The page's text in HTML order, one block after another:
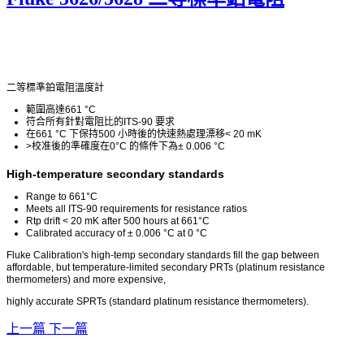
二等標準鉑電阻溫度計
範圍高達661 °C
符合所有針對電阻比的ITS-90 要求
在661 °C 下保持500 小時後的快速熱處理漂移< 20 mK
>校准後的準確度在0°C 的條件下為± 0.006 °C
High-temperature secondary standards
Range to 661°C
Meets all ITS-90 requirements for resistance ratios
Rtp drift < 20 mK after 500 hours at 661°C
Calibrated accuracy of ± 0.006 °C at 0 °C
Fluke Calibration's high-temp secondary standards fill the gap between
affordable, but temperature-limited secondary PRTs (platinum resistance
thermometers) and more expensive,
highly accurate SPRTs (standard platinum resistance thermometers).
上一篇 下一篇